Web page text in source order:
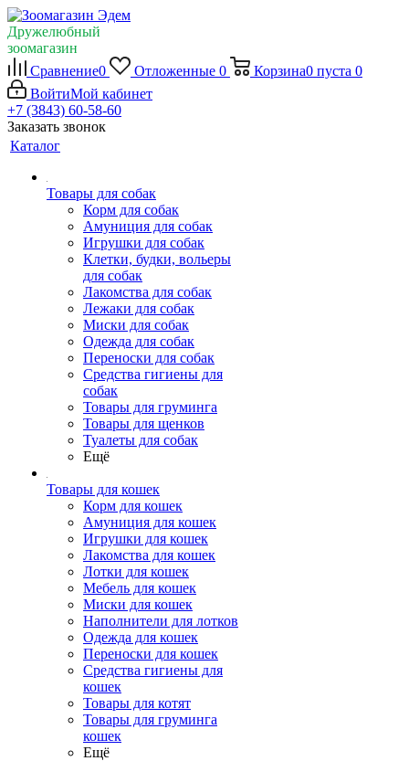
Дружелюбный
зоомагазин
Сравнение0 Отложенные 0 Корзина0 пуста 0
ВойтиМой кабинет
+7 (3843) 60-58-60
Заказать звонок
Каталог
Товары для собак
Корм для собак
Амуниция для собак
Игрушки для собак
Клетки, будки, вольеры
для собак
Лакомства для собак
Лежаки для собак
Миски для собак
Одежда для собак
Переноски для собак
Средства гигиены для
собак
Товары для груминга
Товары для щенков
Туалеты для собак
Ещё
Товары для кошек
Корм для кошек
Амуниция для кошек
Игрушки для кошек
Лакомства для кошек
Лотки для кошек
Мебель для кошек
Миски для кошек
Наполнители для лотков
Одежда для кошек
Переноски для кошек
Средства гигиены для
кошек
Товары для котят
Товары для груминга
кошек
Ещё